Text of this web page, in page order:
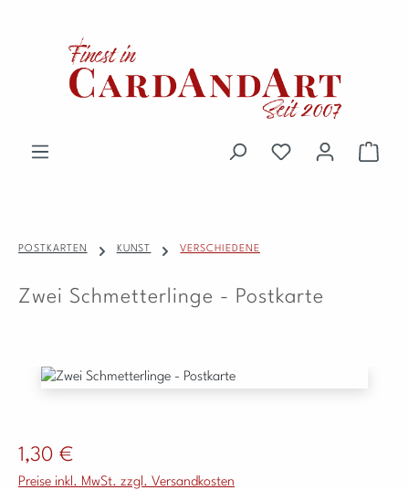
Du hast 0 Produkte
POSTKARTEN KUNST VERSCHIEDENE
Zwei Schmetterlinge - Postkarte
Bildergalerie überspringen
Regulärer Preis:
1,30 €
Preise inkl. MwSt. zzgl. Versandkosten